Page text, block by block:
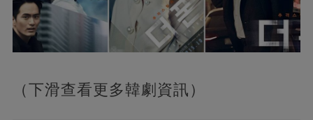
（下滑查看更多韓劇資訊）